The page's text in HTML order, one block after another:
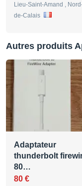
Lieu-Saint-Amand ,
de-Calais
Autres produits
Adaptateur
thunderbolt
80…
80 €